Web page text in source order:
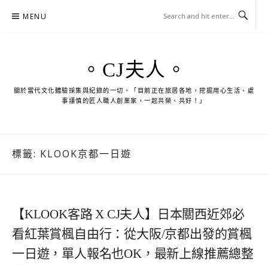
MENU
。CJ夫人。
關於當代文化體驗採集與紀錄的一切。「目前正在旅居各地，挖掘用心生活、處
事謹慎的匠人職人創業家，一起共榮、共好！」
標籤: KLOOK京都一日遊
【KLOOK客路 X CJ夫人】日本關西近郊必
看紅葉賞楓自由行：從大阪/京都出發的賞楓
一日遊，單人報名也OK，最新上線推薦總整